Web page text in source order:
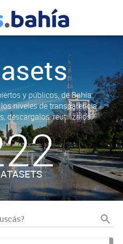
y públicos, de Bahía
niveles de transparencia.
descargalos, reutilizalos.